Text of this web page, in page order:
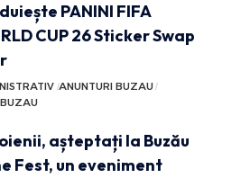
PANINI FIFA
CUP 26 Sticker Swap
ANUNTURI BUZAU
așteptați la Buzău
Fest, un eveniment